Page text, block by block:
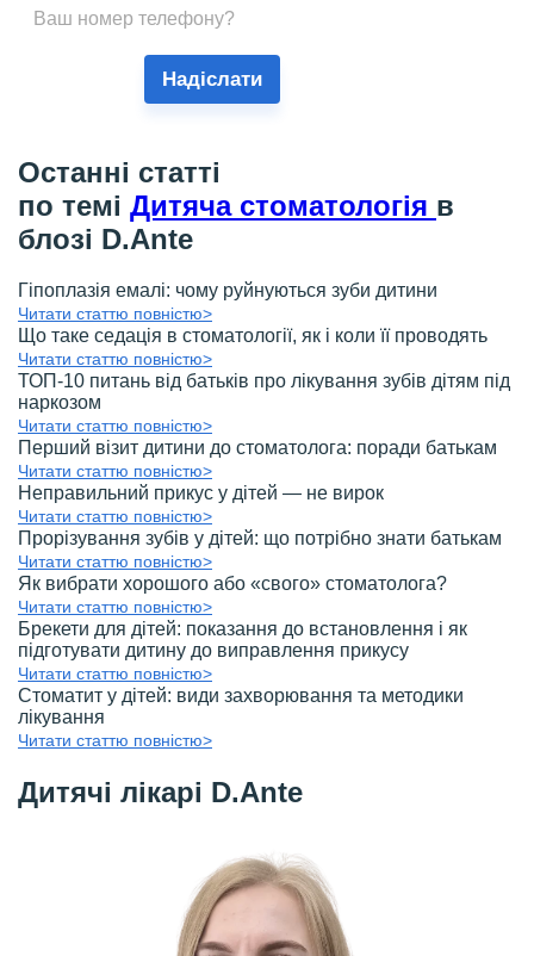
Надіслати
Останні статті
по темі Дитяча стоматологія в
блозі D.Ante
Гіпоплазія емалі: чому руйнуються зуби дитини
Читати статтю повністю>
Що таке седація в стоматології, як і коли її проводять
Читати статтю повністю>
ТОП-10 питань від батьків про лікування зубів дітям під
наркозом
Читати статтю повністю>
Перший візит дитини до стоматолога: поради батькам
Читати статтю повністю>
Неправильний прикус у дітей — не вирок
Читати статтю повністю>
Прорізування зубів у дітей: що потрібно знати батькам
Читати статтю повністю>
Як вибрати хорошого або «свого» стоматолога?
Читати статтю повністю>
Брекети для дітей: показання до встановлення і як
підготувати дитину до виправлення прикусу
Читати статтю повністю>
Стоматит у дітей: види захворювання та методики
лікування
Читати статтю повністю>
Дитячі лікарі D.Ante